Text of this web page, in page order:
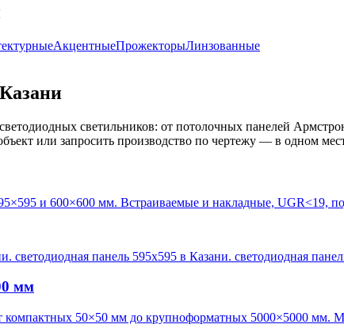
АкцентныеПрожекторыЛинзованные
светильников: от потолочных панелей
или запросить производство по чертежу — в одном
и 600×600 мм. Встраиваемые и накладные, UGR<19,
светодиодная панель 595х595 в Казани. светодиодная
мм
50×50 мм до крупноформатных 5000×5000 мм.